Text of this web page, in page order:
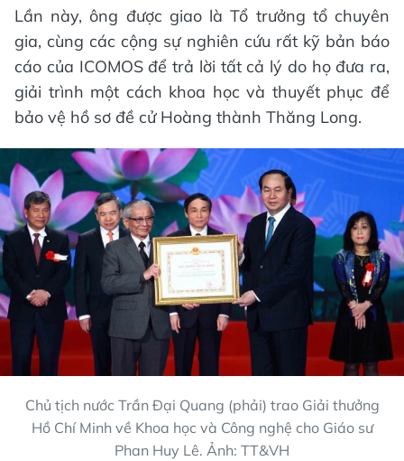
Lần này, ông được giao là Tổ trưởng tổ chuyên
gia, cùng các cộng sự nghiên cứu rất kỹ bản báo
cáo của ICOMOS để trả lời tất cả lý do họ đưa ra,
giải trình một cách khoa học và thuyết phục để
bảo vệ hồ sơ đề cử Hoàng thành Thăng Long.
Chủ tịch nước Trần Đại Quang (phải) trao Giải thưởng
Hồ Chí Minh về Khoa học và Công nghệ cho Giáo sư
Phan Huy Lê. Ảnh: TT&VH